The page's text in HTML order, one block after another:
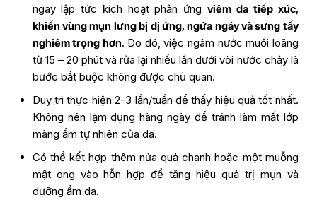
ngay lập tức kích hoạt phản ứng viêm da tiếp xúc,
khiến vùng mụn lưng bị dị ứng, ngứa ngáy và sưng tấy
nghiêm trọng hơn. Do đó, việc ngâm nước muối loãng
từ 15 – 20 phút và rửa lại nhiều lần dưới vòi nước chảy là
bước bắt buộc không được chủ quan.
Duy trì thực hiện 2-3 lần/tuần để thấy hiệu quả tốt nhất.
Không nên lạm dụng hàng ngày để tránh làm mất lớp
màng ẩm tự nhiên của da.
Có thể kết hợp thêm nửa quả chanh hoặc một muỗng
mật ong vào hỗn hợp để tăng hiệu quả trị mụn và
dưỡng ẩm da.